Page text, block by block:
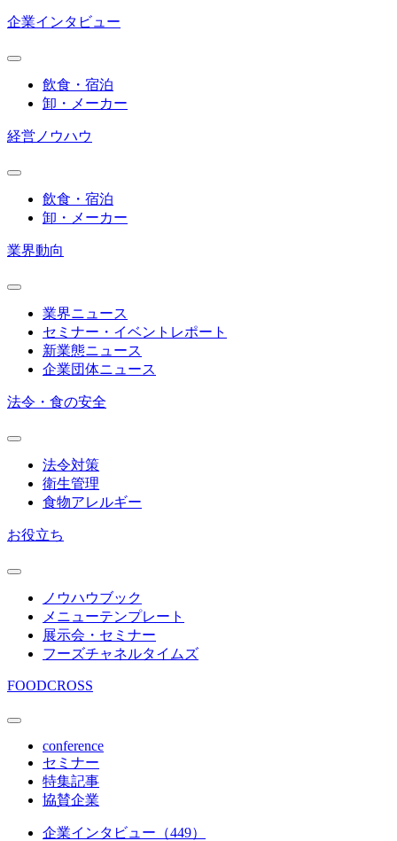
企業インタビュー
飲食・宿泊
卸・メーカー
経営ノウハウ
飲食・宿泊
卸・メーカー
業界動向
業界ニュース
セミナー・イベントレポート
新業態ニュース
企業団体ニュース
法令・食の安全
法令対策
衛生管理
食物アレルギー
お役立ち
ノウハウブック
メニューテンプレート
展示会・セミナー
フーズチャネルタイムズ
FOODCROSS
conference
セミナー
特集記事
協賛企業
企業インタビュー（449）